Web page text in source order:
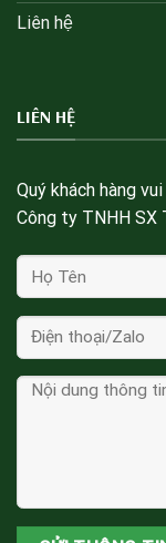
Liên hệ
LIÊN HỆ
Quý khách hàng
Công ty TNHH SX